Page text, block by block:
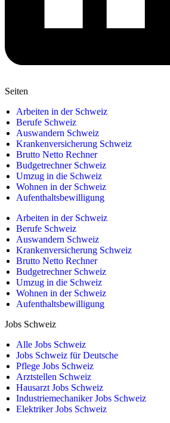
Seiten
Arbeiten in der Schweiz
Berufe Schweiz
Auswandern Schweiz
Krankenversicherung Schweiz
Brutto Netto Rechner
Budgetrechner Schweiz
Umzug in die Schweiz
Wohnen in der Schweiz
Aufenthaltsbewilligung
Arbeiten in der Schweiz
Berufe Schweiz
Auswandern Schweiz
Krankenversicherung Schweiz
Brutto Netto Rechner
Budgetrechner Schweiz
Umzug in die Schweiz
Wohnen in der Schweiz
Aufenthaltsbewilligung
Jobs Schweiz
Alle Jobs Schweiz
Jobs Schweiz für Deutsche
Pflege Jobs Schweiz
Arztstellen Schweiz
Hausarzt Jobs Schweiz
Industriemechaniker Jobs Schweiz
Elektriker Jobs Schweiz